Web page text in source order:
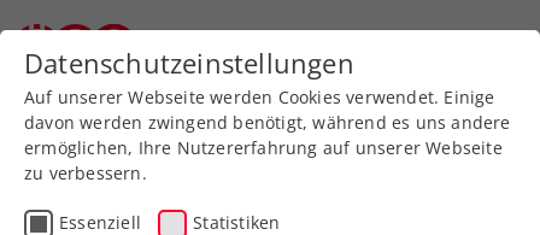
Aktuelle News
Datenschutzeinstellungen
Auf unserer Webseite werden Cookies verwendet. Einige
davon werden zwingend benötigt, während es uns andere
ermöglichen, Ihre Nutzererfahrung auf unserer Webseite
zu verbessern.
Essenziell Statistiken